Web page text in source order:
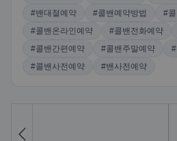
#밴대절예약
#콜밴예약방법
#
#콜밴온라인예약
#콜밴전화예약
#콜밴간편예약
#콜밴주말예약
#콜밴사전예약
#밴사전예약